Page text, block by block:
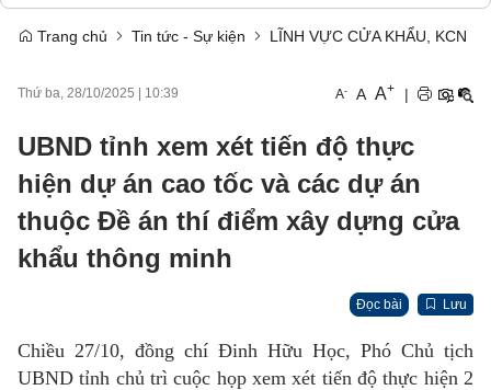
Trang chủ Tin tức - Sự kiện LĨNH VỰC CỬA KHẨU, KCN
Thứ ba, 28/10/2025 10:39 A- A A+ |
UBND tỉnh xem xét tiến độ thực
hiện dự án cao tốc và các dự án
thuộc Đề án thí điểm xây dựng cửa
khẩu thông minh
Đọc bài Lưu
Chiều 27/10, đồng chí Đinh Hữu Học, Phó Chủ tịch
UBND tỉnh chủ trì cuộc họp xem xét tiến độ thực hiện 2